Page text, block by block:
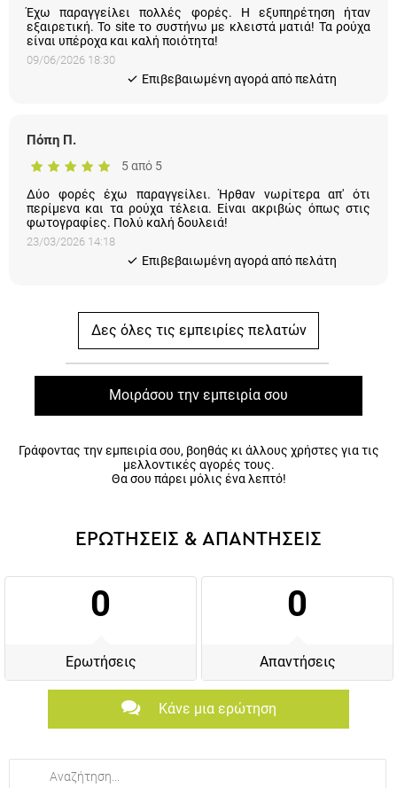
Έχω παραγγείλει πολλές φορές. Η εξυπηρέτηση ήταν
εξαιρετική. Το site το συστήνω με κλειστά ματιά! Τα ρούχα
είναι υπέροχα και καλή ποιότητα!
09/06/2026 18:30
Eπιβεβαιωμένη αγορά από πελάτη
Πόπη Π.
5 από 5
Δύο φορές έχω παραγγείλει. Ήρθαν νωρίτερα απ' ότι
περίμενα και τα ρούχα τέλεια. Είναι ακριβώς όπως στις
φωτογραφίες. Πολύ καλή δουλειά!
23/03/2026 14:18
Eπιβεβαιωμένη αγορά από πελάτη
Δες όλες τις εμπειρίες πελατών
Μοιράσου την εμπειρία σου
Γράφοντας την εμπειρία σου, βοηθάς κι άλλους χρήστες για τις
μελλοντικές αγορές τους.
Θα σου πάρει μόλις ένα λεπτό!
ΕΡΩΤΗΣΕΙΣ & ΑΠΑΝΤΗΣΕΙΣ
0
Ερωτήσεις
0
Απαντήσεις
Κάνε μια ερώτηση